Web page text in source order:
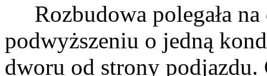
Rozbudowa polegała na
podwyższeniu o jedną
dworu od strony podjazdu.